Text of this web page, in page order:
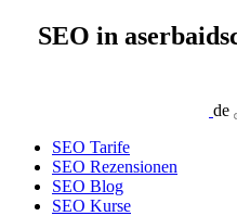
SEO in
de
SEO Tarife
SEO Rezensionen
SEO Blog
SEO Kurse